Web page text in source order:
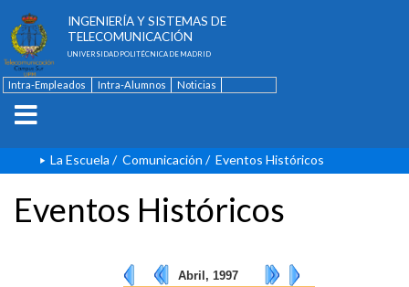
INGENIERÍA Y SISTEMAS DE
TELECOMUNICACIÓN
UNIVERSIDAD POLITÉCNICA DE MADRID
Intra-Empleados Intra-Alumnos
Noticias
La Escuela / Comunicación / Eventos Históricos
Eventos Históricos
Abril, 1997